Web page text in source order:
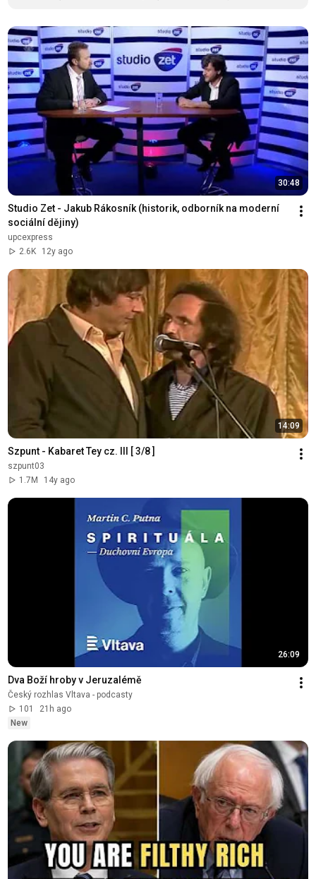
30:48
Studio Zet - Jakub Rákosník (historik, odborník na moderní
sociální dějiny)
upcexpress
2.6K
12y ago
14:09
Szpunt - Kabaret Tey cz. III [ 3/8 ]
szpunt03
1.7M
14y ago
26:09
Dva Boží hroby v Jeruzalémě
Český rozhlas Vltava - podcasty
101
21h ago
New